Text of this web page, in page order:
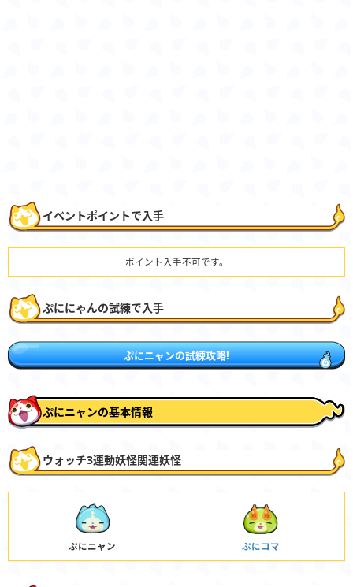
イベントポイントで入手
ポイント入手不可です。
ぷににゃんの試練で入手
ぷにニャンの試練攻略!
ぷにニャンの基本情報
ウォッチ3連動妖怪関連妖怪
ぷにニャン ぷにコマ